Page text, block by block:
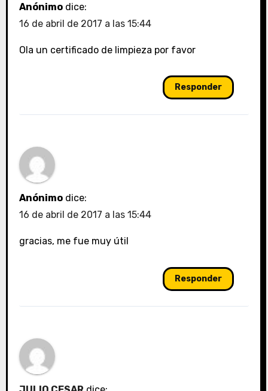
Anónimo dice:
16 de abril de 2017 a las 15:44
Ola un certificado de limpieza por favor
Responder
Anónimo dice:
16 de abril de 2017 a las 15:44
gracias, me fue muy útil
Responder